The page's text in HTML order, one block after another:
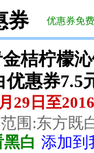
券 优惠券免
桔柠檬
优惠券7.5
29日至
围:东方既
白 添加到